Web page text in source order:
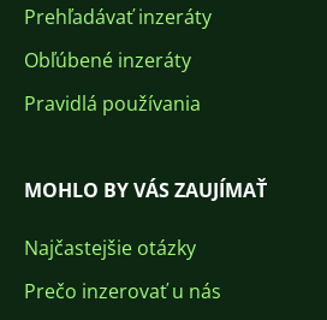
Prehľadávať inzeráty
Obľúbené inzeráty
Pravidlá používania
MOHLO BY VÁS ZAUJÍMAŤ
Najčastejšie otázky
Prečo inzerovať u nás